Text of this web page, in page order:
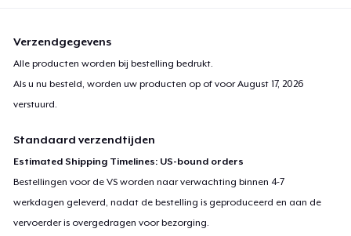
Verzendgegevens
Alle producten worden bij bestelling bedrukt.
Als u nu besteld, worden uw producten op of voorAugust 17, 2026
verstuurd.
Standaard verzendtijden
Estimated Shipping Timelines: US-bound orders
Bestellingen voor de VS worden naar verwachting binnen 4-7
werkdagen geleverd, nadat de bestelling is geproduceerd en aan de
vervoerder is overgedragen voor bezorging.